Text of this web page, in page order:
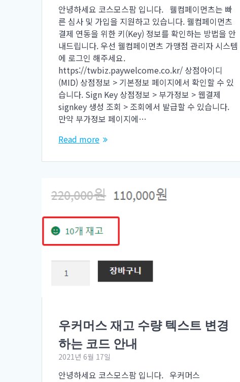
안녕하세요 코스모스팜 입니다. 웰컴페이먼츠는 빠
른 심사 및 가입을 지원하고 있습니다. 웰컴페이먼츠
결제 연동을 위한 키(Key) 정보를 확인하는 방법을 안
내드립니다. 우선 웰컴페이먼츠 가맹점 관리자 시스템
에 로그인 해주세요.
https://twbiz.paywelcome.co.kr/ 상점아이디
(MID) 상점정보 > 기본정보 페이지에서 확인할 수 있
습니다. Sign Key 상점정보 > 부가정보 > 웹결제
signkey 생성 조회 > 조회에서 발급할 수 있습니다.
만약 부가정보 페이지에…
Read more
우커머스 재고 수량 텍스트 변경
하는 코드 안내
2021년 6월 17일
안녕하세요 코스모스팜 입니다. 우커머스